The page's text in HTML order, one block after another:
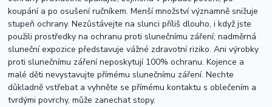
koupání a po osušení ručníkem.Menší množství významně snižuje
stupeň ochrany. Nezůstávejte na slunci příliš dlouho, i když jste
použili prostředky na ochranu proti slunečnímu záření; nadměrná
sluneční expozice představuje vážné zdravotní riziko. Ani výrobky
proti slunečnímu záření neposkytují 100% ochranu. Kojence a
malé děti nevystavujte přímému slunečnímu záření. Nechte
důkladně vstřebat a vyhněte se přímému kontaktu s oblečením a
tvrdými povrchy, může zanechat stopy.